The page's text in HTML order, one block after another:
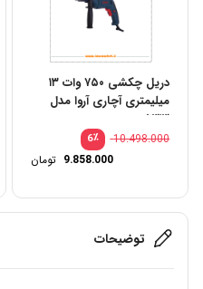
دریل چکشی ۷۵۰ وات ۱۳
میلیمتری آچاری آروا مدل
۵۳۱۳
٪6
10.498.000
9.858.000 تومان
توضیحات